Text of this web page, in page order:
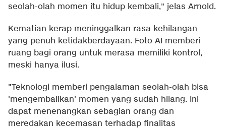
seolah-olah momen itu hidup kembali," jelas Arnold.
Kematian kerap meninggalkan rasa kehilangan
yang penuh ketidakberdayaan. Foto AI memberi
ruang bagi orang untuk merasa memiliki kontrol,
meski hanya ilusi.
"Teknologi memberi pengalaman seolah-olah bisa
'mengembalikan' momen yang sudah hilang. Ini
dapat menenangkan sebagian orang dan
meredakan kecemasan terhadap finalitas